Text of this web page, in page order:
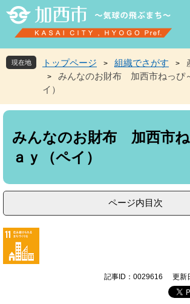
先
頭
を
飛
現在地 トップページ > 組織でさがす >
>
みんなのお財布 加西市ねっぴ
イ）
本
みんなのお財布 加西市
ａｙ（ペイ）
ページ内目次
記事ID：0029616 更新